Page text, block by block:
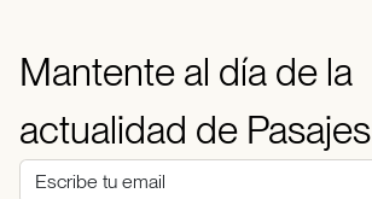
Mantente al día de la
actualidad de Pasajes